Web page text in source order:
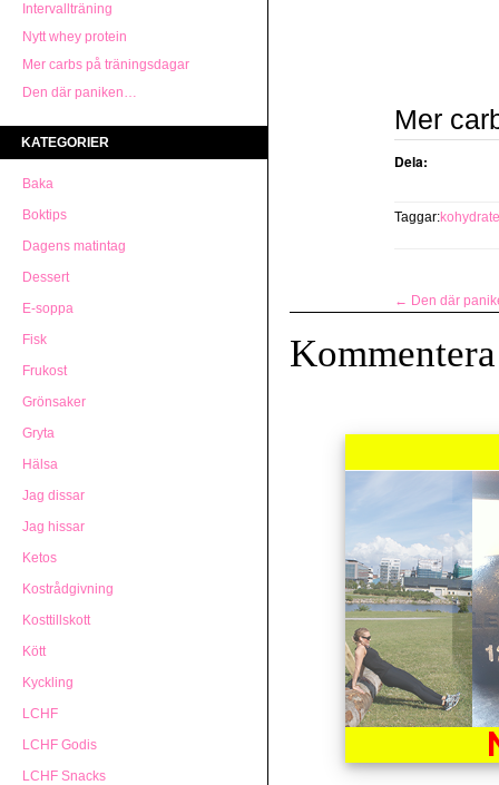
Intervallträning
Nytt whey protein
Mer carbs på träningsdagar
Den där paniken…
KATEGORIER
Baka
Boktips
Dagens matintag
Dessert
E-soppa
Fisk
Frukost
Grönsaker
Gryta
Hälsa
Jag dissar
Jag hissar
Ketos
Kostrådgivning
Kosttillskott
Kött
Kyckling
LCHF
LCHF Godis
LCHF Snacks
Mer
Dela:
Taggar:
← Den där
Kommentera